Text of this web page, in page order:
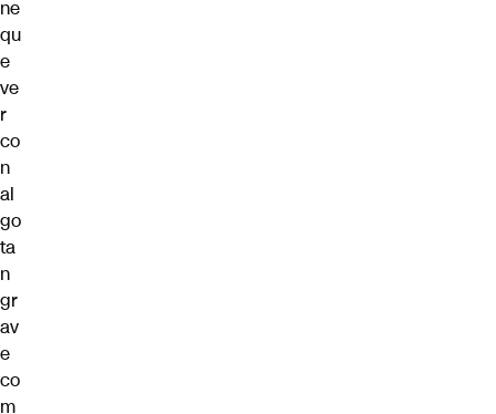
ne
qu
e
ve
r
co
n
al
go
ta
n
gr
av
e
co
m